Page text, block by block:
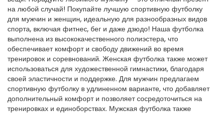
на любой случай! Покупайте лучшую спортивную футболку
для мужчин и женщин, идеальную для разнообразных видов
спорта, включая фитнес, бег и даже дзюдо! Наша футболка
выполнена из высококачественного полиэстера, что
обеспечивает комфорт и свободу движений во время
тренировок и соревнований. Женская футболка также может
использоваться для художественной гимнастики, благодаря
своей эластичности и поддержке. Для мужчин предлагаем
спортивную футболку в удлиненном варианте, что добавляет
дополнительный комфорт и позволяет сосредоточиться на
тренировках и единоборствах. Мужская футболка также